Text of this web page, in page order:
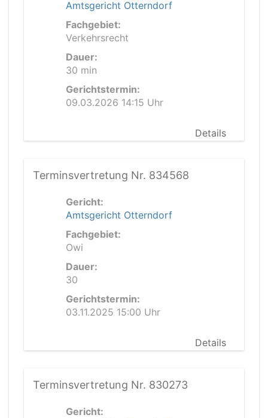
Amtsgericht Otterndorf
Fachgebiet:
Verkehrsrecht
Dauer:
30 min
Gerichtstermin:
09.03.2026 14:15 Uhr
Details
Terminsvertretung Nr. 834568
Gericht:
Amtsgericht Otterndorf
Fachgebiet:
Owi
Dauer:
30
Gerichtstermin:
03.11.2025 15:00 Uhr
Details
Terminsvertretung Nr. 830273
Gericht: